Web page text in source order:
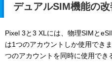
デュアルSIM機能の改
Pixel 3と3 XLには、物理SIMと
は1つのアカウントしか使用でき
つのアカウントを同時に使用でき